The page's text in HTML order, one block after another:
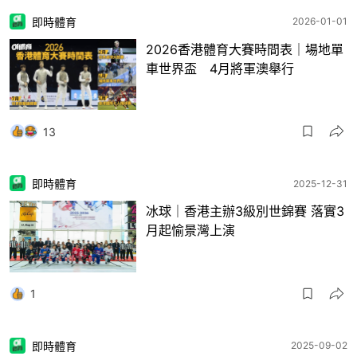
即時體育 2026-01-01
2026香港體育大賽時間表｜場地單
車世界盃 4月將軍澳舉行
13
即時體育 2025-12-31
冰球｜香港主辦3級別世錦賽 落實3
月起愉景灣上演
1
即時體育 2025-09-02